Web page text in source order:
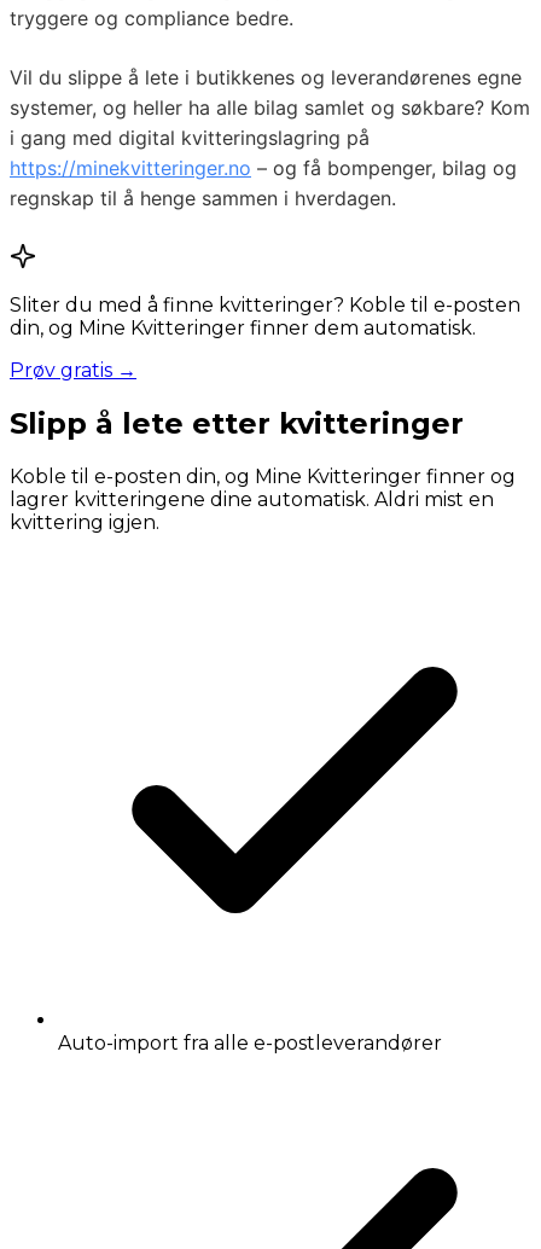
tryggere og compliance bedre.
Vil du slippe å lete i butikkenes og leverandørenes egne
systemer, og heller ha alle bilag samlet og søkbare? Kom
i gang med digital kvitteringslagring på
https://minekvitteringer.no – og få bompenger, bilag og
regnskap til å henge sammen i hverdagen.
Sliter du med å finne kvitteringer? Koble til e-posten
din, og Mine Kvitteringer finner dem automatisk.
Prøv gratis →
Slipp å lete etter kvitteringer
Koble til e-posten din, og Mine Kvitteringer finner og
lagrer kvitteringene dine automatisk. Aldri mist en
kvittering igjen.
Auto-import fra alle e-postleverandører